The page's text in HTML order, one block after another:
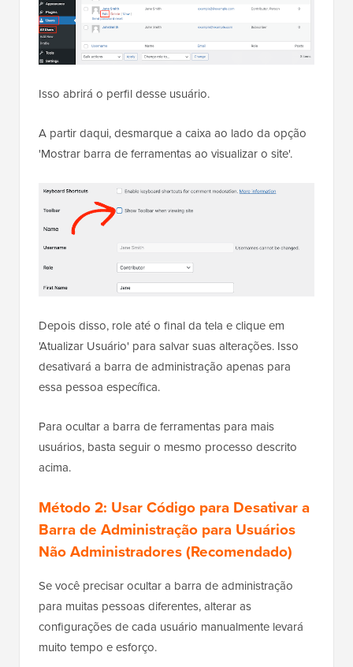
Isso abrirá o perfil desse usuário.
A partir daqui, desmarque a caixa ao lado da opção
'Mostrar barra de ferramentas ao visualizar o site'.
Depois disso, role até o final da tela e clique em
'Atualizar Usuário' para salvar suas alterações. Isso
desativará a barra de administração apenas para
essa pessoa específica.
Para ocultar a barra de ferramentas para mais
usuários, basta seguir o mesmo processo descrito
acima.
Método 2: Usar Código para Desativar a
Barra de Administração para Usuários
Não Administradores (Recomendado)
Se você precisar ocultar a barra de administração
para muitas pessoas diferentes, alterar as
configurações de cada usuário manualmente levará
muito tempo e esforço.